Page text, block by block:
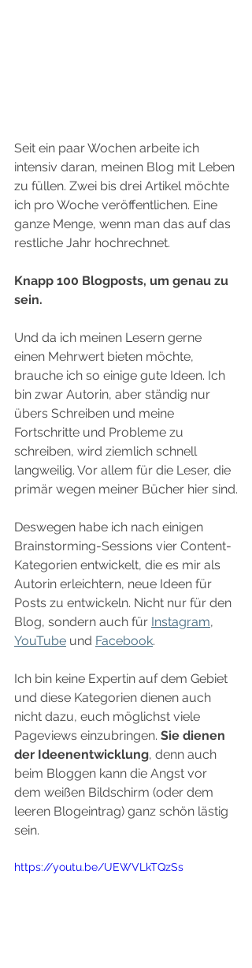
Seit ein paar Wochen arbeite ich
intensiv daran, meinen Blog mit Leben
zu füllen. Zwei bis drei Artikel möchte
ich pro Woche veröffentlichen. Eine
ganze Menge, wenn man das auf das
restliche Jahr hochrechnet.
Knapp 100 Blogposts, um genau zu
sein.
Und da ich meinen Lesern gerne
einen Mehrwert bieten möchte,
brauche ich so einige gute Ideen. Ich
bin zwar Autorin, aber ständig nur
übers Schreiben und meine
Fortschritte und Probleme zu
schreiben, wird ziemlich schnell
langweilig. Vor allem für die Leser, die
primär wegen meiner Bücher hier sind.
Deswegen habe ich nach einigen
Brainstorming-Sessions vier Content-
Kategorien entwickelt, die es mir als
Autorin erleichtern, neue Ideen für
Posts zu entwickeln. Nicht nur für den
Blog, sondern auch für Instagram,
YouTube und Facebook.
Ich bin keine Expertin auf dem Gebiet
und diese Kategorien dienen auch
nicht dazu, euch möglichst viele
Pageviews einzubringen. Sie dienen
der Ideenentwicklung, denn auch
beim Bloggen kann die Angst vor
dem weißen Bildschirm (oder dem
leeren Blogeintrag) ganz schön lästig
sein.
https://youtu.be/UEWVLkTQzSs